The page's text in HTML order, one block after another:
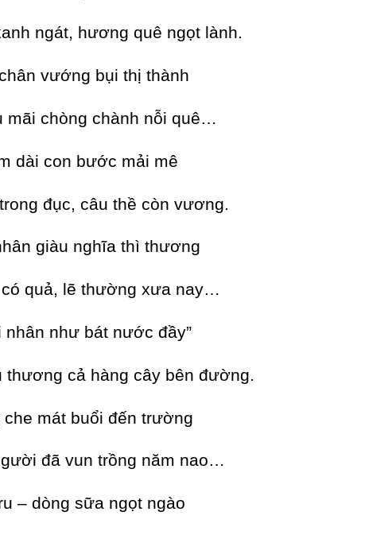
ngát, hương quê ngọt lành.
vướng bụi thị thành
mãi chòng chành nỗi quê…
dài con bước mải mê
đục, câu thề còn vương.
giàu nghĩa thì thương
có quả, lẽ thường xưa nay…
nhân như bát nước đầy”
thương cả hàng cây bên đường.
che mát buổi đến trường
đã vun trồng năm nao…
– dòng sữa ngọt ngào